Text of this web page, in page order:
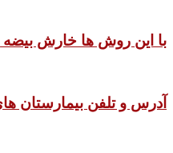
با این روش ها خارش بیضه
آدرس و تلفن بیمارستان